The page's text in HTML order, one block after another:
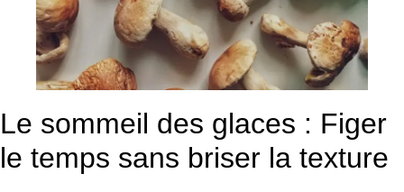
Le sommeil des glaces : Figer
le temps sans briser la texture